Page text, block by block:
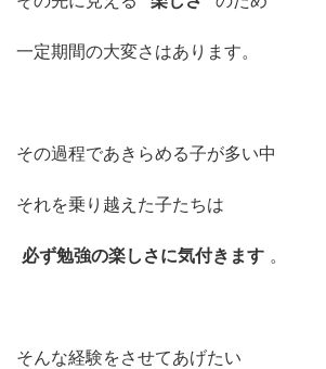
一定期間の大変さはあります。
その過程であきらめる子が多い中
それを乗り越えた子たちは
必ず勉強の楽しさに気付きます 。
そんな経験をさせてあげたい